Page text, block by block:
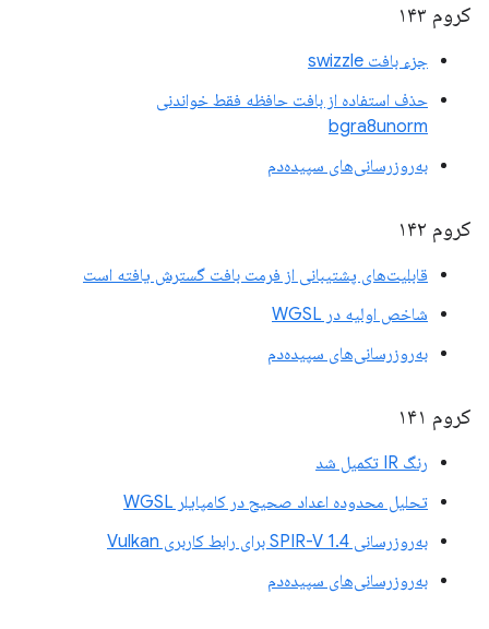
کروم ۱۴۳
جزء بافت swizzle
حذف استفاده از بافت حافظه فقط خواندنی
bgra8unorm
به‌روزرسانی‌های سپیده‌دم
کروم ۱۴۲
قابلیت‌های پشتیبانی از فرمت بافت گسترش یافته است
شاخص اولیه در WGSL
به‌روزرسانی‌های سپیده‌دم
کروم ۱۴۱
رنگ IR تکمیل شد
تحلیل محدوده اعداد صحیح در کامپایلر WGSL
به‌روزرسانی SPIR-V 1.4 برای رابط کاربری Vulkan
به‌روزرسانی‌های سپیده‌دم